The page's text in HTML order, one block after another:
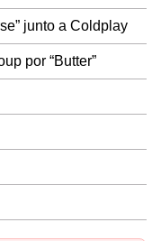
junto a Coldplay
por “Butter”